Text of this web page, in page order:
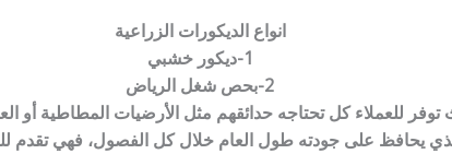
انواع الديكورات الزراعية
1-ديكور خشبي
2-بحص شغل الرياض
للعملاء كل تحتاجه حدائقهم مثل الأرضيات المطاطية أو
يحافظ على جودته طول العام خلال كل الفصول، فهي